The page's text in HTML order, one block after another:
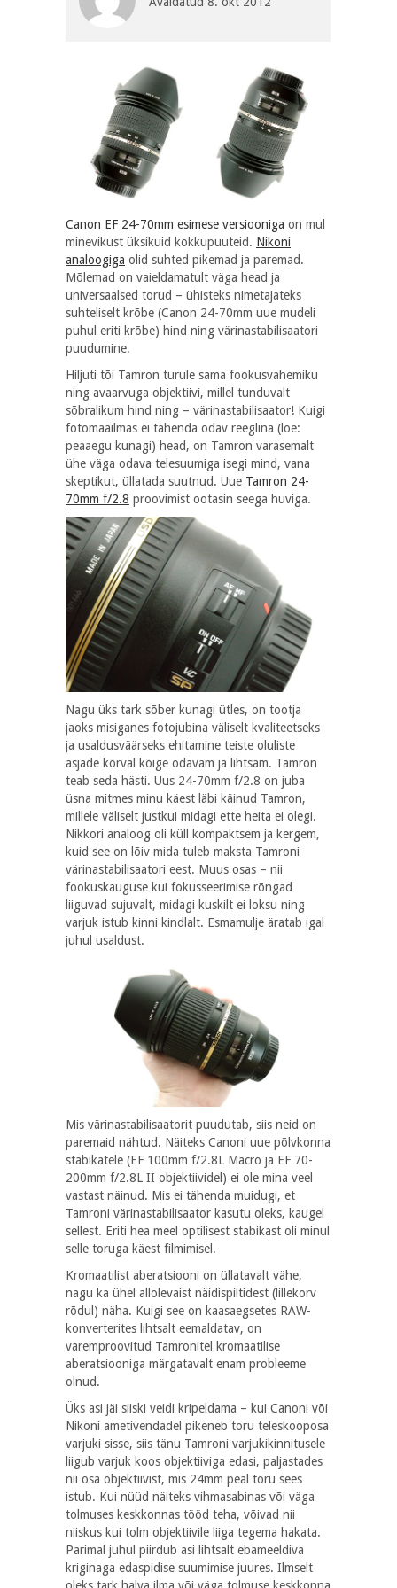
Canon EF 24-70mm esimese versiooniga on mul
minevikust üksikuid kokkupuuteid. Nikoni
analoogiga olid suhted pikemad ja paremad.
Mõlemad on vaieldamatult väga head ja
universaalsed torud – ühisteks nimetajateks
suhteliselt krõbe (Canon 24-70mm uue mudeli
puhul eriti krõbe) hind ning värinastabilisaatori
puudumine.
Hiljuti tõi Tamron turule sama fookusvahemiku
ning avaarvuga objektiivi, millel tunduvalt
sõbralikum hind ning – värinastabilisaator! Kuigi
fotomaailmas ei tähenda odav reeglina (loe:
peaaegu kunagi) head, on Tamron varasemalt
ühe väga odava telesuumiga isegi mind, vana
skeptikut, üllatada suutnud. Uue Tamron 24-
70mm f/2.8 proovimist ootasin seega huviga.
Nagu üks tark sõber kunagi ütles, on tootja
jaoks misiganes fotojubina väliselt kvaliteetseks
ja usaldusväärseks ehitamine teiste oluliste
asjade kõrval kõige odavam ja lihtsam. Tamron
teab seda hästi. Uus 24-70mm f/2.8 on juba
üsna mitmes minu käest läbi käinud Tamron,
millele väliselt justkui midagi ette heita ei olegi.
Nikkori analoog oli küll kompaktsem ja kergem,
kuid see on lõiv mida tuleb maksta Tamroni
värinastabilisaatori eest. Muus osas – nii
fookuskauguse kui fokusseerimise rõngad
liiguvad sujuvalt, midagi kuskilt ei loksu ning
varjuk istub kinni kindlalt. Esmamulje äratab igal
juhul usaldust.
Mis värinastabilisaatorit puudutab, siis neid on
paremaid nähtud. Näiteks Canoni uue põlvkonna
stabikatele (EF 100mm f/2.8L Macro ja EF 70-
200mm f/2.8L II objektiividel) ei ole mina veel
vastast näinud. Mis ei tähenda muidugi, et
Tamroni värinastabilisaator kasutu oleks, kaugel
sellest. Eriti hea meel optilisest stabikast oli minul
selle toruga käest filmimisel.
Kromaatilist aberatsiooni on üllatavalt vähe,
nagu ka ühel allolevaist näidispiltidest (lillekorv
rõdul) näha. Kuigi see on kaasaegsetes RAW-
konverterites lihtsalt eemaldatav, on
varemproovitud Tamronitel kromaatilise
aberatsiooniga märgatavalt enam probleeme
olnud.
Üks asi jäi siiski veidi kripeldama – kui Canoni või
Nikoni ametivendadel pikeneb toru teleskooposa
varjuki sisse, siis tänu Tamroni varjukikinnitusele
liigub varjuk koos objektiiviga edasi, paljastades
nii osa objektiivist, mis 24mm peal toru sees
istub. Kui nüüd näiteks vihmasabinas või väga
tolmuses keskkonnas tööd teha, võivad nii
niiskus kui tolm objektiivile liiga tegema hakata.
Parimal juhul piirdub asi lihtsalt ebameeldiva
kriginaga edaspidise suumimise juures. Ilmselt